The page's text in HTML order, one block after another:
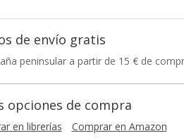
de envío gratis
peninsular a partir de 15 € de
opciones de compra
en librerías Comprar en Amazon